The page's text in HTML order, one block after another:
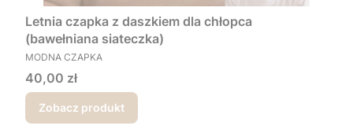
Letnia czapka z daszkiem dla chłopca
(bawełniana siateczka)
PRODUCENT
MODNA CZAPKA
Cena
40,00 zł
Zobacz produkt